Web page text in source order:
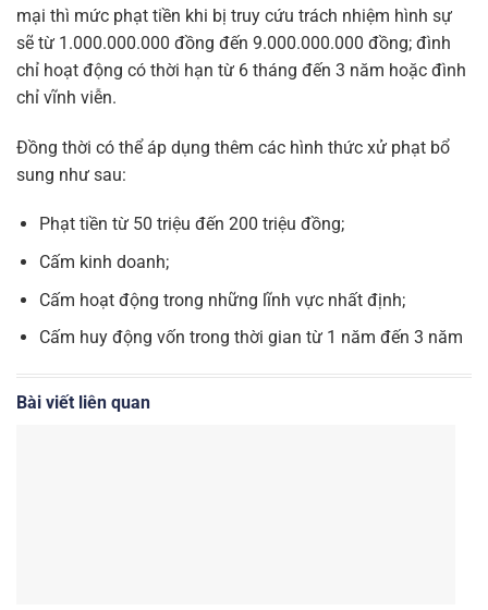
mại thì mức phạt tiền khi bị truy cứu trách nhiệm hình sự
sẽ từ 1.000.000.000 đồng đến 9.000.000.000 đồng; đình
chỉ hoạt động có thời hạn từ 6 tháng đến 3 năm hoặc đình
chỉ vĩnh viễn.
Đồng thời có thể áp dụng thêm các hình thức xử phạt bổ
sung như sau:
Phạt tiền từ 50 triệu đến 200 triệu đồng;
Cấm kinh doanh;
Cấm hoạt động trong những lĩnh vực nhất định;
Cấm huy động vốn trong thời gian từ 1 năm đến 3 năm
Bài viết liên quan